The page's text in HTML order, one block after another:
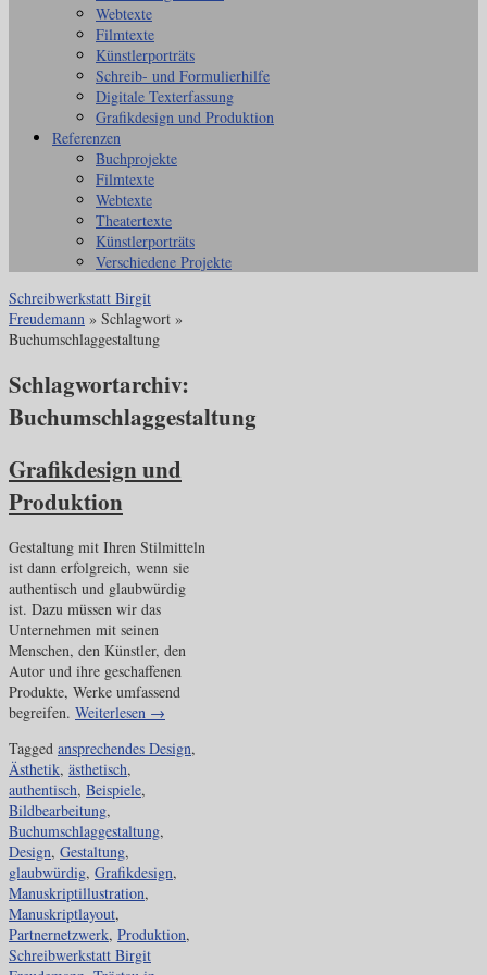
Webtexte
Filmtexte
Künstlerporträts
Schreib- und Formulierhilfe
Digitale Texterfassung
Grafikdesign und Produktion
Referenzen
Buchprojekte
Filmtexte
Webtexte
Theatertexte
Künstlerporträts
Verschiedene Projekte
Schreibwerkstatt Birgit
Freudemann » Schlagwort »
Buchumschlaggestaltung
Schlagwortarchiv:
Buchumschlaggestaltung
Grafikdesign und
Produktion
Gestaltung mit Ihren Stilmitteln
ist dann erfolgreich, wenn sie
authentisch und glaubwürdig
ist. Dazu müssen wir das
Unternehmen mit seinen
Menschen, den Künstler, den
Autor und ihre geschaffenen
Produkte, Werke umfassend
begreifen. Weiterlesen →
Tagged ansprechendes Design,
Ästhetik, ästhetisch,
authentisch, Beispiele,
Bildbearbeitung,
Buchumschlaggestaltung,
Design, Gestaltung,
glaubwürdig, Grafikdesign,
Manuskriptillustration,
Manuskriptlayout,
Partnernetzwerk, Produktion,
Schreibwerkstatt Birgit